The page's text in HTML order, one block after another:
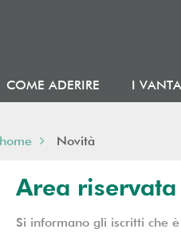
COME ADERIRE I
home Novità
Area
Si informano gli iscritti che